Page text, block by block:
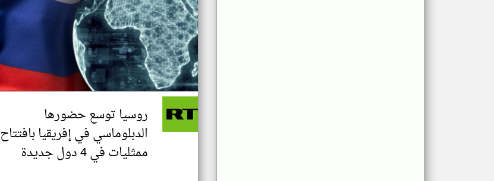
روسيا توسع حضورها
الدبلوماسي في إفريقيا بافتتاح
ممثليات في 4 دول جديدة